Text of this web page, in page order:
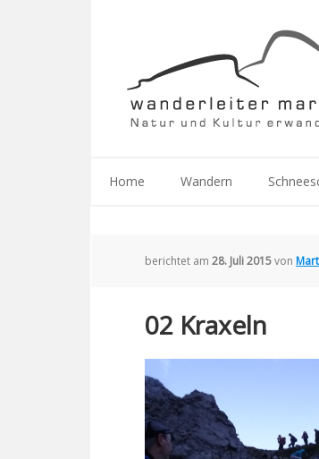
Home Wandern
berichtet am 28. Juli 2015von
02 Kraxeln